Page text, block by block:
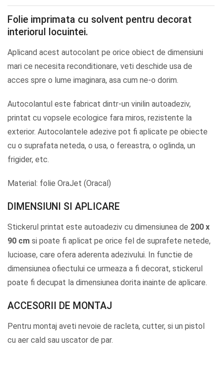
Folie imprimata cu solvent pentru decorat
interiorul locuintei.
Aplicand acest autocolant pe orice obiect de dimensiuni
mari ce necesita reconditionare, veti deschide usa de
acces spre o lume imaginara, asa cum ne-o dorim.
Autocolantul este fabricat dintr-un vinilin autoadeziv,
printat cu vopsele ecologice fara miros, rezistente la
exterior. Autocolantele adezive pot fi aplicate pe obiecte
cu o suprafata neteda, o usa, o fereastra, o oglinda, un
frigider, etc.
Material: folie OraJet (Oracal)
DIMENSIUNI SI APLICARE
Stickerul printat este autoadeziv cu dimensiunea de 200 x
90 cm si poate fi aplicat pe orice fel de suprafete netede,
lucioase, care ofera aderenta adezivului. In functie de
dimensiunea ofiectului ce urmeaza a fi decorat, stickerul
poate fi decupat la dimensiunea dorita inainte de aplicare.
ACCESORII DE MONTAJ
Pentru montaj aveti nevoie de racleta, cutter, si un pistol
cu aer cald sau uscator de par.